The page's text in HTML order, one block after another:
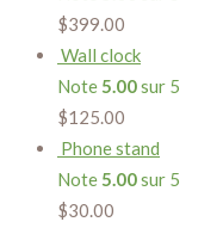
$399.00
Wall clock
Note 5.00sur 5
$125.00
Phone stand
Note 5.00sur 5
$30.00